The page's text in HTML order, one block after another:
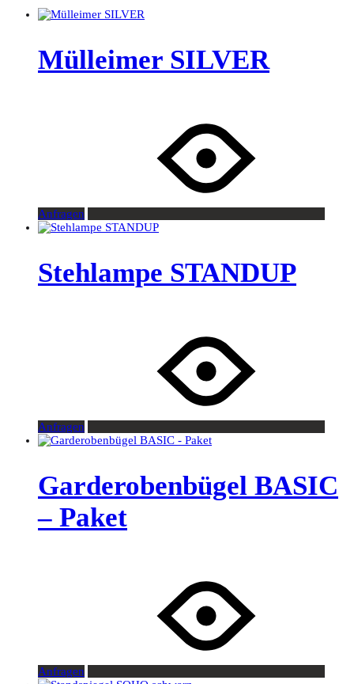
Mülleimer SILVER
Anfragen
Stehlampe STANDUP
Anfragen
Garderobenbügel BASIC
– Paket
Anfragen